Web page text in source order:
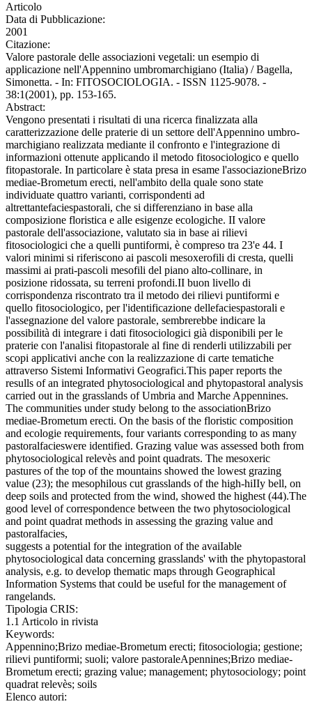
Articolo
Data di Pubblicazione:
2001
Citazione:
Valore pastorale delle associazioni vegetali: un esempio di
applicazione nell'Appennino umbromarchigiano (Italia) / Bagella,
Simonetta. - In: FITOSOCIOLOGIA. - ISSN 1125-9078. -
38:1(2001), pp. 153-165.
Abstract:
Vengono presentati i risultati di una ricerca finalizzata alla
caratterizzazione delle praterie di un settore dell'Appennino umbro-
marchigiano realizzata mediante il confronto e l'integrazione di
informazioni ottenute applicando il metodo fitosociologico e quello
fitopastorale. In particolare è stata presa in esame l'associazioneBrizo
mediae-Brometum erecti, nell'ambito della quale sono state
individuate quattro varianti, corrispondenti ad
altrettantefaciespastorali, che si differenziano in base alla
composizione floristica e alle esigenze ecologiche. II valore
pastorale dell'associazione, valutato sia in base ai rilievi
fitosociologici che a quelli puntiformi, è compreso tra 23'e 44. I
valori minimi si riferiscono ai pascoli mesoxerofili di cresta, quelli
massimi ai prati-pascoli mesofili del piano alto-collinare, in
posizione ridossata, su terreni profondi.II buon livello di
corrispondenza riscontrato tra il metodo dei rilievi puntiformi e
quello fitosociologico, per l'identificazione dellefaciespastorali e
l'assegnazione del valore pastorale, sembrerebbe indicare la
possibilità di integrare i dati fitosociologici già disponibili per le
praterie con l'analisi fitopastorale al fine di renderli utilizzabili per
scopi applicativi anche con la realizzazione di carte tematiche
attraverso Sistemi Informativi Geografici.This paper reports the
resulls of an integrated phytosociological and phytopastoral analysis
carried out in the grasslands of Umbria and Marche Appennines.
The communities under study belong to the associationBrizo
mediae-Brometum erecti. On the basis of the floristic composition
and ecologie requirements, four variants corresponding to as many
pastoralfacieswere identified. Grazing value was assessed both from
phytosociological relevès and point quadrats. The mesoxeric
pastures of the top of the mountains showed the lowest grazing
value (23); the mesophilous cut grasslands of the high-hiIIy bell, on
deep soils and protected from the wind, showed the highest (44).The
good level of correspondence between the two phytosociological
and point quadrat methods in assessing the grazing value and
pastoralfacies,
suggests a potential for the integration of the avaiIable
phytosociological data concerning grasslands' with the phytopastoral
analysis, e.g. to develop thematic maps through Geographical
Information Systems that could be useful for the management of
rangelands.
Tipologia CRIS:
1.1 Articolo in rivista
Keywords:
Appennino;Brizo mediae-Brometum erecti; fitosociologia; gestione;
rilievi puntiformi; suoli; valore pastoraleApennines;Brizo mediae-
Brometum erecti; grazing value; management; phytosociology; point
quadrat relevès; soils
Elenco autori: